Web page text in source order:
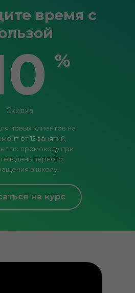
%
время с
новых клиентов на
от 12 занятий,
по промокоду при
в день первого
в школу.
Скидка
на курс